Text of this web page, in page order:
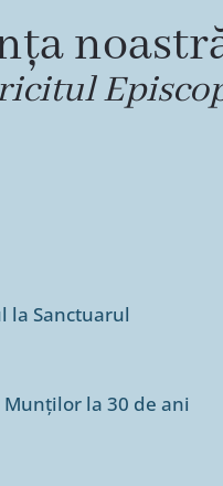
la Sanctuarul
la 30 de ani